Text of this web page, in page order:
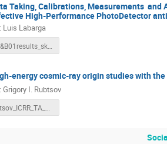
Taking, Calibrations, Measurements
High-Performance PhotoDetector
: Luis Labarga
energy cosmic-ray origin studies with
: Grigory I. Rubtsov
Rubtsov_ICRR_TA_2021FY.pdf